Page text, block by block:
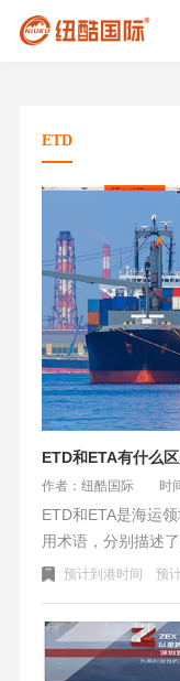
ETD
ETD和ETA有什么区
作者：纽酷国际 时
ETD和ETA是海运
用术语，分别描述
受到许多因素的影
本和提高运输效率
货代公司、航运公
预计到港时间 预